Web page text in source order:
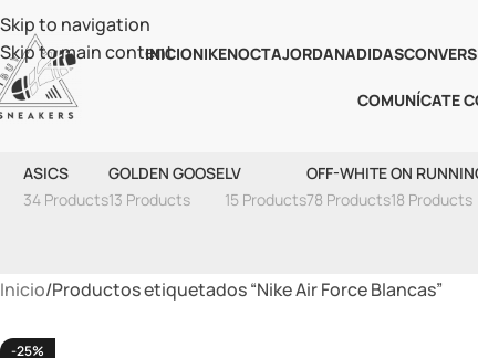
Skip to navigation
Skip to main content
INICIONIKENOCTAJORDANADIDAS
COMUNÍCATE
ASICS
34 Products
GOLDEN GOOSE
13 Products
LV
15 Products
OFF-WHITE
78 Products
ON
18 Products
Inicio Productos etiquetados “Nike Air Force Blancas”
-25%